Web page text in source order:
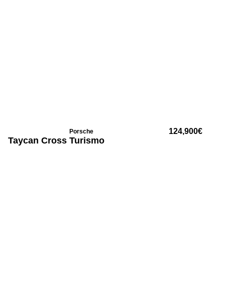
Porsche
Taycan Cross Turismo
124,900€